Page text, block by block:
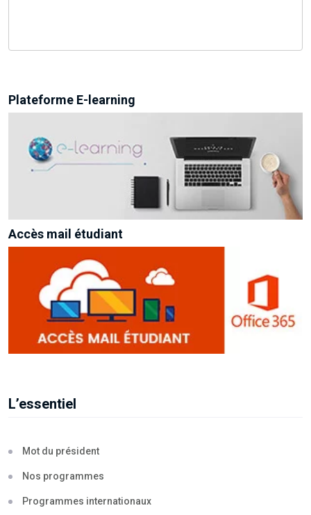
Plateforme E-learning
Accès mail étudiant
L’essentiel
Mot du président
Nos programmes
Programmes internationaux